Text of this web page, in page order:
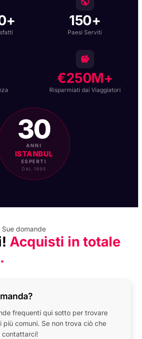
150+
Paesi Serviti
€250M+
Risparmiati dai Viaggiatori
30
ANNI
ISTANBUL
ESPERTI
DAL 1995
domande
Acquisti in totale
frequenti qui sotto per trovare
più comuni. Se non trova ciò che
contattarci!